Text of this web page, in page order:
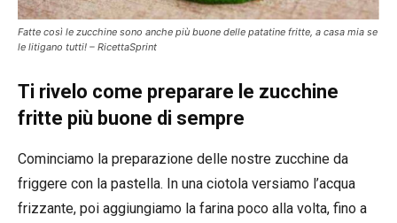
Fatte così le zucchine sono anche più buone delle patatine fritte, a casa mia se
le litigano tutti! – RicettaSprint
Ti rivelo come preparare le zucchine
fritte più buone di sempre
Cominciamo la preparazione delle nostre zucchine da
friggere con la pastella. In una ciotola versiamo l’acqua
frizzante, poi aggiungiamo la farina poco alla volta, fino a